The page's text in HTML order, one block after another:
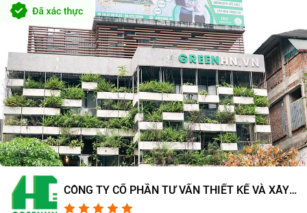
CÔNG TY CỔ PHẦN TƯ VẤN THIẾT KẾ VÀ XÂY
DỰNG GREENHN